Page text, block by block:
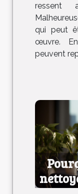
ressent
qui peut
œuvre.
peuvent